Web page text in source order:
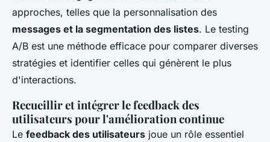
approches, telles que la personnalisation des
messages et la segmentation des listes. Le testing
A/B est une méthode efficace pour comparer diverses
stratégies et identifier celles qui génèrent le plus
d'interactions.
Recueillir et intégrer le feedback des
utilisateurs pour l'amélioration continue
Le feedback des utilisateurs joue un rôle essentiel